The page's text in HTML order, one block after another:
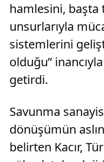
hamlesini, başta
unsurlarıyla
sistemlerini
olduğu”
getirdi.
Savunma
dönüşümün
belirten Kacır,